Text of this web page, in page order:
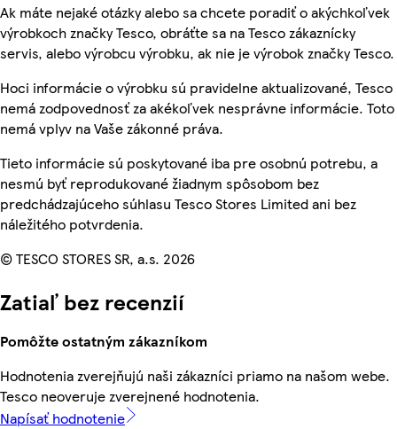
Ak máte nejaké otázky alebo sa chcete poradiť o akýchkoľvek
výrobkoch značky Tesco, obráťte sa na Tesco zákaznícky
servis, alebo výrobcu výrobku, ak nie je výrobok značky Tesco.
Hoci informácie o výrobku sú pravidelne aktualizované, Tesco
nemá zodpovednosť za akékoľvek nesprávne informácie. Toto
nemá vplyv na Vaše zákonné práva.
Tieto informácie sú poskytované iba pre osobnú potrebu, a
nesmú byť reprodukované žiadnym spôsobom bez
predchádzajúceho súhlasu Tesco Stores Limited ani bez
náležitého potvrdenia.
© TESCO STORES SR, a.s. 2026
Zatiaľ bez recenzií
Pomôžte ostatným zákazníkom
Hodnotenia zverejňujú naši zákazníci priamo na našom webe.
Tesco neoveruje zverejnené hodnotenia.
Napísať hodnotenie